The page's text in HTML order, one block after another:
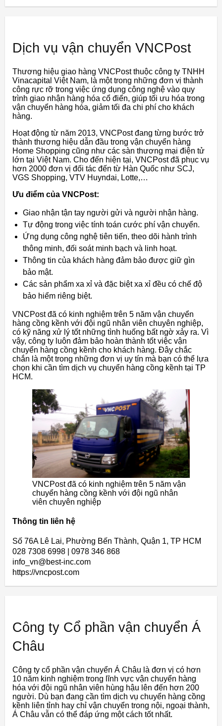
Dịch vụ vận chuyển VNCPost
Thương hiệu giao hàng VNCPost thuộc công ty TNHH
Vinacapital Việt Nam, là một trong những đơn vị thành
công rực rỡ trong việc ứng dụng công nghệ vào quy
trình giao nhận hàng hóa cổ điển, giúp tối ưu hóa trong
vận chuyển hàng hóa, giảm tối đa chi phí cho khách
hàng.
Hoạt động từ năm 2013, VNCPost đang từng bước trở
thành thương hiệu dẫn đầu trong vận chuyển hàng
Home Shopping cũng như các sàn thương mại điện tử
lớn tại Việt Nam. Cho đến hiện tại, VNCPost đã phục vụ
hơn 2000 đơn vị đối tác đến từ Hàn Quốc như SCJ,
VGS Shopping, VTV Huyndai, Lotte,…
Ưu điểm của VNCPost:
Giao nhận tận tay người gửi và người nhận hàng.
Tự động trong việc tính toán cước phí vận chuyển.
Ứng dụng công nghệ tiên tiến, theo dõi hành trình
thông minh, đối soát minh bạch và linh hoạt.
Thông tin của khách hàng đảm bảo được giữ gìn
bảo mật.
Các sản phẩm xa xỉ và đặc biệt xa xỉ đều có chế độ
bảo hiểm riêng biệt.
VNCPost đã có kinh nghiệm trên 5 năm vận chuyển
hàng cồng kềnh với đội ngũ nhân viên chuyên nghiệp,
có kỹ năng xử lý tốt những tình huống bất ngờ xảy ra. Vì
vậy, công ty luôn đảm bảo hoàn thành tốt việc vận
chuyển hàng cồng kềnh cho khách hàng. Đây chắc
chắn là một trong những đơn vị uy tín mà bạn có thể lựa
chọn khi cần tìm dịch vụ chuyển hàng cồng kềnh tại TP
HCM.
VNCPost đã có kinh nghiệm trên 5 năm vận
chuyển hàng cồng kềnh với đội ngũ nhân
viên chuyên nghiệp
Thông tin liên hệ
Số 76A Lê Lai, Phường Bến Thành, Quận 1, TP HCM
028 7308 6998 | 0978 346 868
info_vn@best-inc.com
https://vncpost.com
Công ty Cổ phần vận chuyển Á
Châu
Công ty cổ phần vận chuyển Á Châu là đơn vị có hơn
10 năm kinh nghiệm trong lĩnh vực vận chuyển hàng
hóa với đội ngũ nhân viên hùng hậu lên đến hơn 200
người. Dù bạn đang cần tìm dịch vụ chuyển hàng cồng
kềnh liên tỉnh hay chỉ vận chuyển trong nội, ngoại thành,
Á Châu vẫn có thể đáp ứng một cách tốt nhất.